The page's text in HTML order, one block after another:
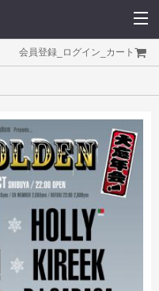
会員登録 ログイン カート